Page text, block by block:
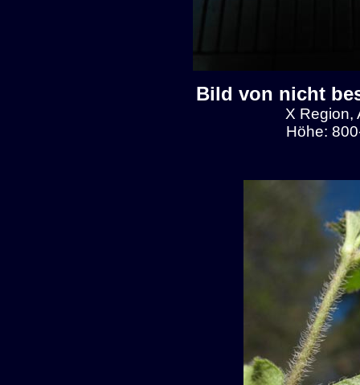
Bild von nicht
X Region,
Höhe: